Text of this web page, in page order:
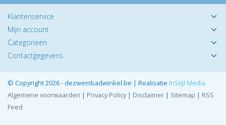
Klantenservice
Mijn account
Categorieën
Contactgegevens
© Copyright 2026 - dezwembadwinkel.be | Realisatie InStijl Media
Algemene voorwaarden | Privacy Policy| Disclaimer | Sitemap | RSS
Feed